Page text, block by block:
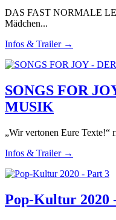
DAS FAST NORMALE
Mädchen...
Infos & Trailer →
SONGS FOR
MUSIK
„Wir vertonen Eure Texte!“
Infos & Trailer →
Pop-Kultur 2020